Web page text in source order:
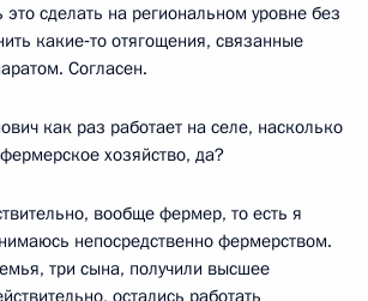
сделать на региональном уровне без
какие‑то отягощения, связанные
Согласен.
как раз работает на селе, насколько
хозяйство, да?
вообще фермер, то есть я
непосредственно фермерством.
три сына, получили высшее